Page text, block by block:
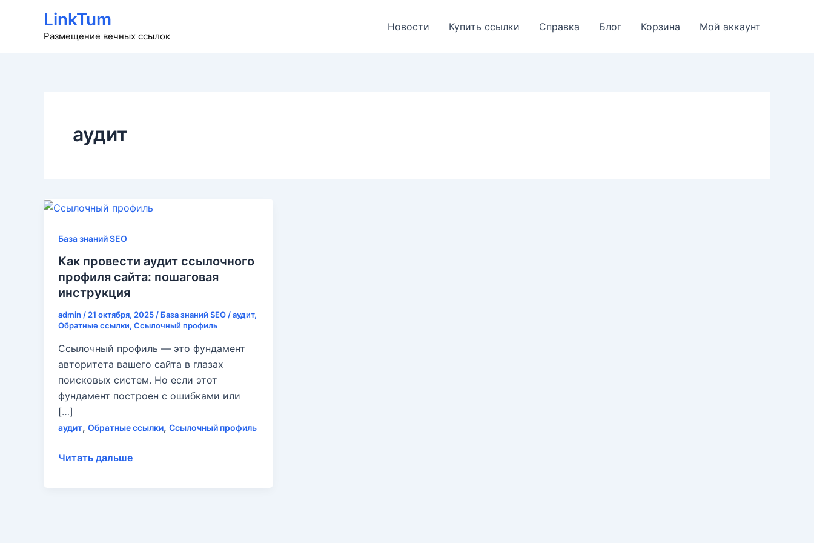
содержимому
LinkTum
Размещение вечных ссылок
Новости Купить ссылки Справка Блог Корзина Мой аккаунт
аудит
База знаний SEO
Как провести аудит ссылочного
профиля сайта: пошаговая
инструкция
admin /21 октября, 2025/ База знаний SEO/аудит,
Обратные ссылки, Ссылочный профиль
Ссылочный профиль — это фундамент
авторитета вашего сайта в глазах
поисковых систем. Но если этот
фундамент построен с ошибками или
[…]
аудит, Обратные ссылки, Ссылочный профиль
Как
Читать дальше